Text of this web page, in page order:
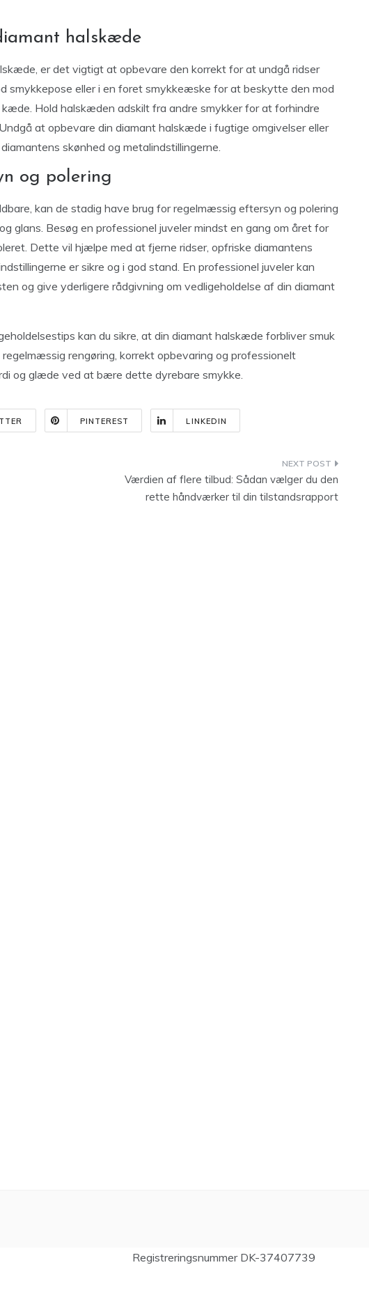
halskæde
er det vigtigt at opbevare den korrekt for at undgå ridser
smykkepose eller i en foret smykkeæske for at beskytte den mod
Hold halskæden adskilt fra andre smykker for at forhindre
at opbevare din diamant halskæde i fugtige omgivelser eller
skønhed og metalindstillingerne.
og polering
kan de stadig have brug for regelmæssig eftersyn og polering
glans. Besøg en professionel juveler mindst en gang om året for
Dette vil hjælpe med at fjerne ridser, opfriske diamantens
er sikre og i god stand. En professionel juveler kan
og give yderligere rådgivning om vedligeholdelse af din diamant
kan du sikre, at din diamant halskæde forbliver smuk
rengøring, korrekt opbevaring og professionelt
og glæde ved at bære dette dyrebare smykke.
PINTEREST LINKEDIN
Værdien af flere tilbud: Sådan vælger du den
rette håndværker til din tilstandsrapport
Registreringsnummer DK-37407739